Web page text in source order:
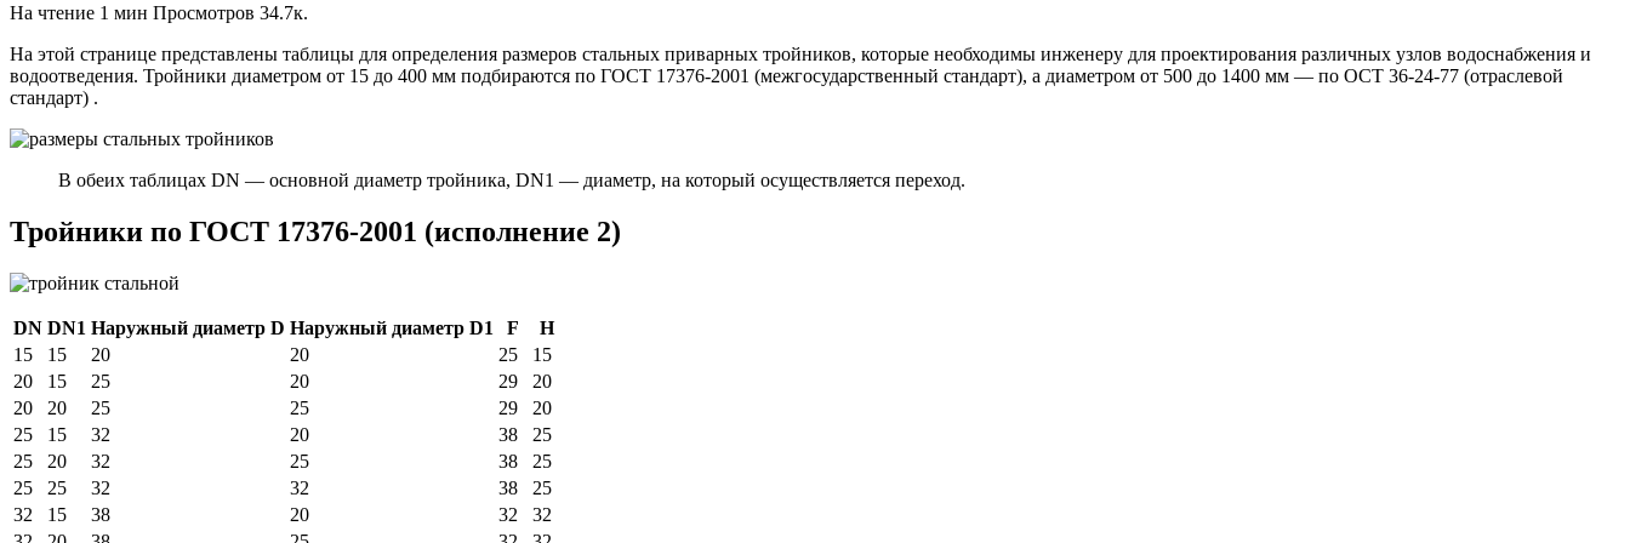
На чтение 1 мин Просмотров 34.7к.
На этой странице представлены таблицы для определения размеров стальных приварных тройников, которые необходимы инженеру для проектирования различных узлов водоснабжения и
водоотведения. Тройники диаметром от 15 до 400 мм подбираются по ГОСТ 17376-2001 (межгосударственный стандарт), а диаметром от 500 до 1400 мм — по ОСТ 36-24-77 (отраслевой
стандарт) .
В обеих таблицах DN — основной диаметр тройника, DN1 — диаметр, на который осуществляется переход.
Тройники по ГОСТ 17376-2001 (исполнение 2)
DN DN1 Наружный диаметр D Наружный диаметр D1 F
H
15
15 20 20 25
15
20
15 25 20 29
20
20
20 25 25 29
20
25
15 32 20 38
25
25
20 32 25 38
25
25
25 32 32 38
25
32
15 38 20 32
32